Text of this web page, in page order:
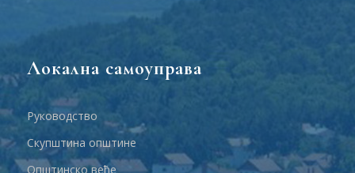
Локална самоуправа
Руководство
Скупштина општине
Општинско веће